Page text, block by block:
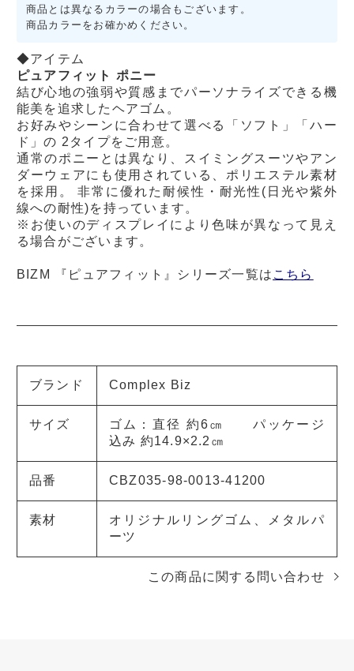
商品とは異なるカラーの場合もございます。
商品カラーをお確かめください。
◆アイテム
ピュアフィット ポニー
結び心地の強弱や質感までパーソナライズできる機
能美を追求したヘアゴム。
お好みやシーンに合わせて選べる「ソフト」「ハー
ド」の 2タイプをご用意。
通常のポニーとは異なり、スイミングスーツやアン
ダーウェアにも使用されている、ポリエステル素材
を採用。 非常に優れた耐候性・耐光性(日光や紫外
線への耐性)を持っています。
※お使いのディスプレイにより色味が異なって見え
る場合がございます。
BIZM 『ピュアフィット』シリーズ一覧は こちら
ブランド Complex Biz
サイズ
ゴム：直径 約6㎝ パッケージ
込み 約14.9×2.2㎝
品番 CBZ035-98-0013-41200
素材
オリジナルリングゴム、メタルパ
ーツ
この商品に関する問い合わせ